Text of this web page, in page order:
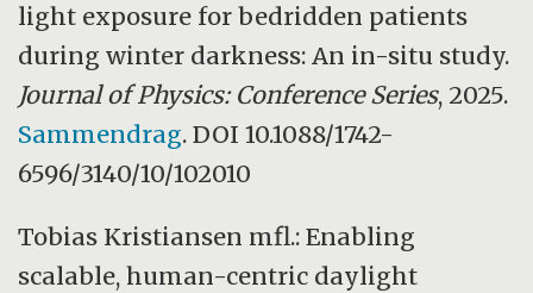
light exposure for bedridden patients
during winter darkness: An in-situ study.
Journal of Physics: Conference Series, 2025.
Sammendrag. DOI 10.1088/1742-
6596/3140/10/102010
Tobias Kristiansen mfl.: Enabling
scalable, human-centric daylight